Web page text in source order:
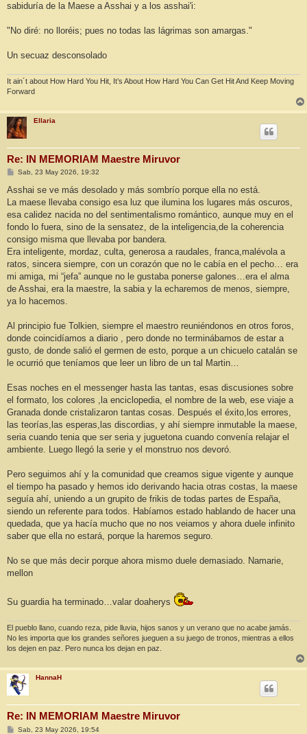
sabiduría de la Maese a Asshai y a los asshai'i:
"No diré: no lloréis; pues no todas las lágrimas son amargas."
Un secuaz desconsolado
It ain´t about How Hard You Hit, It’s About How Hard You Can Get Hit And Keep Moving
Forward
Ellaria
Re: IN MEMORIAM Maestre Miruvor
M
n
a
j
Sab, 23 May 2026, 19:32
Asshai se ve más desolado y más sombrío porque ella no está.
La maese llevaba consigo esa luz que ilumina los lugares más oscuros,
esa calidez nacida no del sentimentalismo romántico, aunque muy en el
fondo lo fuera, sino de la sensatez, de la inteligencia,de la coherencia
consigo misma que llevaba por bandera.
Era inteligente, mordaz, culta, generosa a raudales, franca,malévola a
ratos, sincera siempre, con un corazón que no le cabía en el pecho… era
mi amiga, mi “jefa” aunque no le gustaba ponerse galones…era el alma
de Asshai, era la maestre, la sabia y la echaremos de menos, siempre,
ya lo hacemos.
Al principio fue Tolkien, siempre el maestro reuniéndonos en otros foros,
donde coincidíamos a diario , pero donde no terminábamos de estar a
gusto, de donde salió el germen de esto, porque a un chicuelo catalán se
le ocurrió que teníamos que leer un libro de un tal Martin…
Esas noches en el messenger hasta las tantas, esas discusiones sobre
el formato, los colores ,la enciclopedia, el nombre de la web, ese viaje a
Granada donde cristalizaron tantas cosas. Después el éxito,los errores,
las teorías,las esperas,las discordias, y ahí siempre inmutable la maese,
seria cuando tenia que ser seria y juguetona cuando convenía relajar el
ambiente. Luego llegó la serie y el monstruo nos devoró.
Pero seguimos ahí y la comunidad que creamos sigue vigente y aunque
el tiempo ha pasado y hemos ido derivando hacia otras costas, la maese
seguía ahí, uniendo a un grupito de frikis de todas partes de España,
siendo un referente para todos. Habíamos estado hablando de hacer una
quedada, que ya hacía mucho que no nos veiamos y ahora duele infinito
saber que ella no estará, porque la haremos seguro.
No se que más decir porque ahora mismo duele demasiado. Namarie,
mellon
Su guardia ha terminado…valar doaherys
El pueblo llano, cuando reza, pide lluvia, hijos sanos y un verano que no acabe jamás.
No les importa que los grandes señores jueguen a su juego de tronos, mientras a ellos
los dejen en paz. Pero nunca los dejan en paz.
HannaH
Re: IN MEMORIAM Maestre Miruvor
MSab, 23 May 2026, 19:54